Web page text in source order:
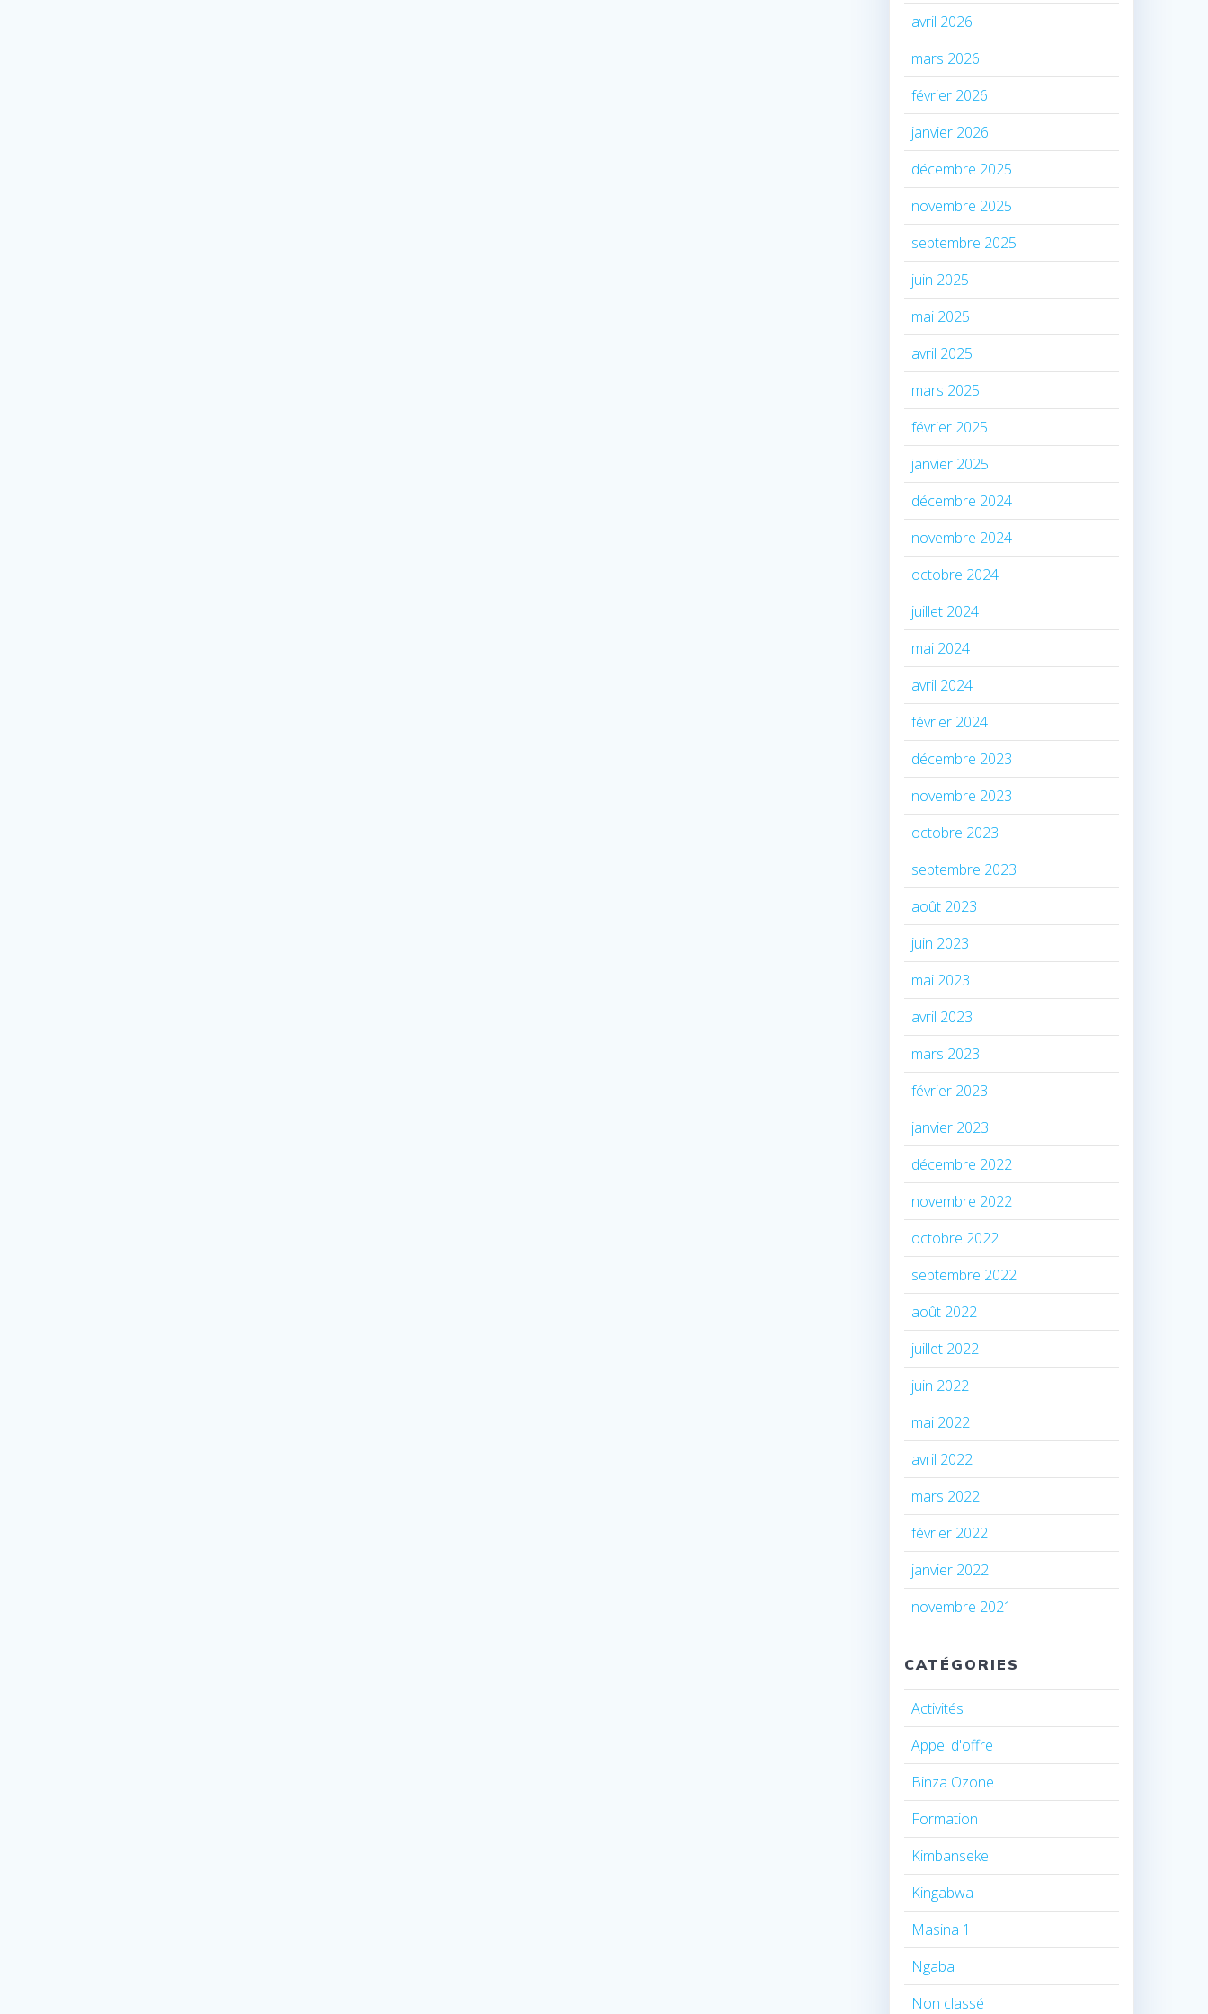
avril 2026
mars 2026
février 2026
janvier 2026
décembre 2025
novembre 2025
septembre 2025
juin 2025
mai 2025
avril 2025
mars 2025
février 2025
janvier 2025
décembre 2024
novembre 2024
octobre 2024
juillet 2024
mai 2024
avril 2024
février 2024
décembre 2023
novembre 2023
octobre 2023
septembre 2023
août 2023
juin 2023
mai 2023
avril 2023
mars 2023
février 2023
janvier 2023
décembre 2022
novembre 2022
octobre 2022
septembre 2022
août 2022
juillet 2022
juin 2022
mai 2022
avril 2022
mars 2022
février 2022
janvier 2022
novembre 2021
CATÉGORIES
Activités
Appel d'offre
Binza Ozone
Formation
Kimbanseke
Kingabwa
Masina 1
Ngaba
Non classé